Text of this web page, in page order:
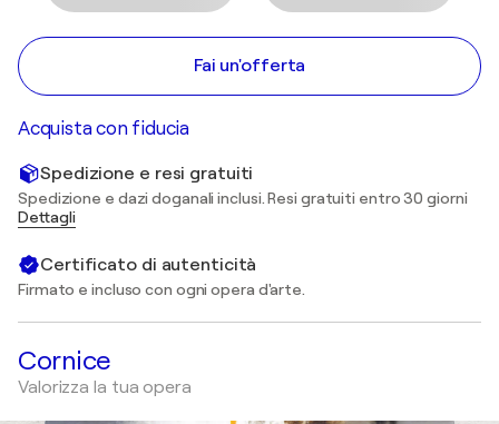
Fai un'offerta
Acquista con fiducia
Spedizione e resi gratuiti
Spedizione e dazi doganali inclusi. Resi gratuiti entro 30 giorni
Dettagli
Certificato di autenticità
Firmato e incluso con ogni opera d'arte.
Cornice
Valorizza la tua opera